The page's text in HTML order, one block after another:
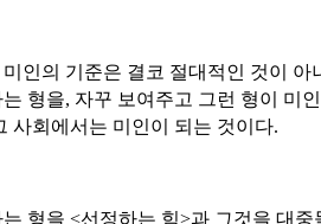
인의 기준은 결코 절대적인 것이 아
형을, 자꾸 보여주고 그런 형이 미
사회에서는 미인이 되는 것이다.
형을 <선정하는 힘>과 그것을 대중